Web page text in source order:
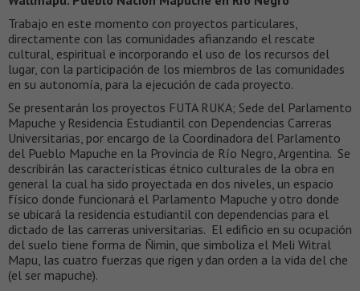
Trabajo en este momento con proyectos particulares,
directamente con las comunidades afianzando el rescate
cultural, espiritual e incorporando el uso de los recursos del
lugar, con la participación de los miembros de las comunidades
en su autonomía, para la ejecución de cada proyecto.
Se presentarán los proyectos FUTA RUKA; Sede del Parlamento
Mapuche y Residencia Estudiantil con Dependencias Carreras
Universitarias, por encargo de la Coordinadora del Parlamento
del Pueblo Mapuche en la Provincia de Río Negro, Argentina. Se
describirán las características étnico culturales de la obra en
general la cual ha sido proyectada en dos niveles, un espacio
físico donde funcionará el Parlamento Mapuche y otro donde
se ubicará la residencia estudiantil con dependencias para el
dictado de las carreras universitarias. El edificio en su ocupación
del suelo tiene forma de Ñimin, que simboliza el Meli Witral
Mapu, las cuatro fuerzas que rigen y dan orden a la vida del che
(el ser mapuche).